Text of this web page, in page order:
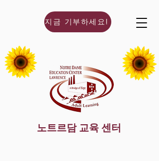
노트르담 교육 센터
지금 기부하세요!